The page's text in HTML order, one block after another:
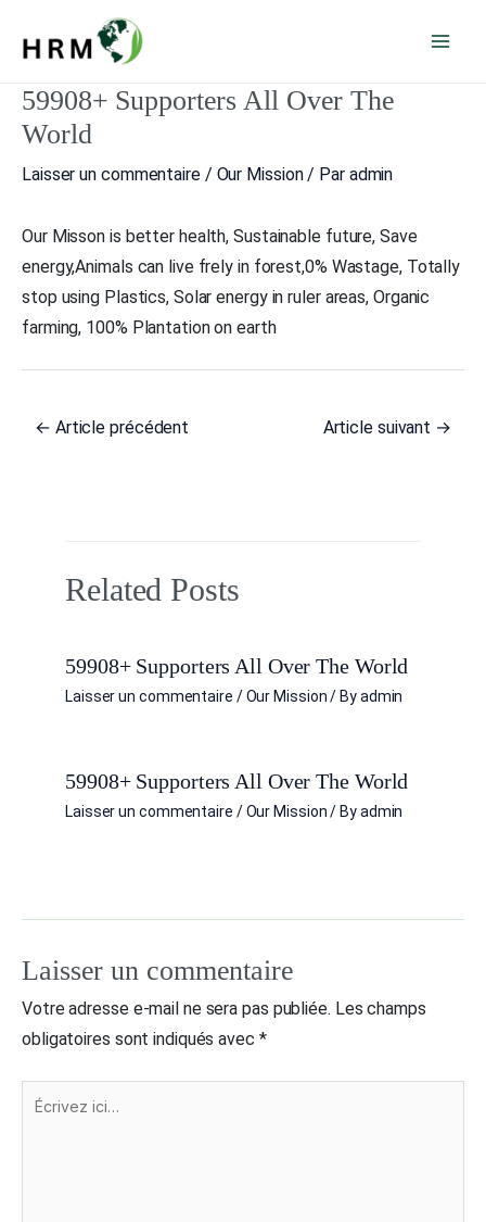
59908+ Supporters All Over The
World
Laisser un commentaire / Our Mission/ Par admin
Our Misson is better health, Sustainable future, Save
energy,Animals can live frely in forest,0% Wastage, Totally
stop using Plastics, Solar energy in ruler areas, Organic
farming, 100% Plantation on earth
Navigation
des
← Article précédent Article suivant →
Related Posts
59908+ Supporters All Over The World
Laisser un commentaire /Our Mission/ Byadmin
59908+ Supporters All Over The World
Laisser un commentaire /Our Mission/ Byadmin
Laisser un commentaire
Votre adresse e-mail ne sera pas publiée. Les champs
obligatoires sont indiqués avec *
Écrivez